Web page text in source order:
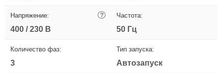
Напряжение: ?
400 / 230 В
Частота:
50 Гц
Количество фаз:
3
Тип запуска:
Автозапуск